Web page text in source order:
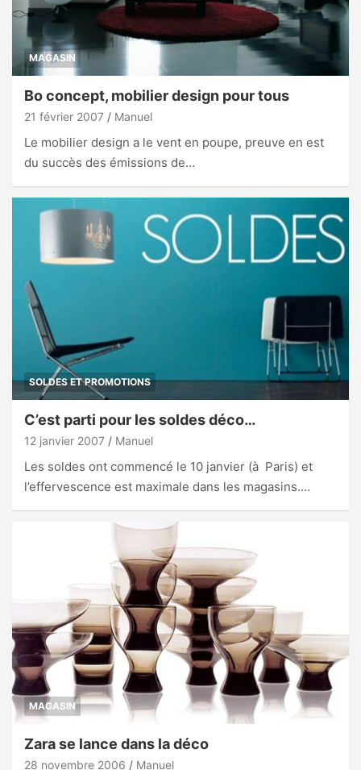
MAGASIN
Bo concept, mobilier design pour tous
21 février 2007 Manuel
Le mobilier design a le vent en poupe, preuve en est
du succès des émissions de…
SOLDES ET PROMOTIONS
C’est parti pour les soldes déco…
12 janvier 2007 Manuel
Les soldes ont commencé le 10 janvier (à Paris) et
l’effervescence est maximale dans les magasins.…
MAGASIN
Zara se lance dans la déco
28 novembre 2006 Manuel